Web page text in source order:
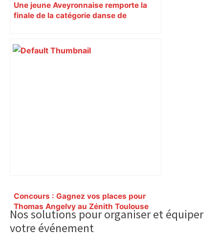
Une jeune Aveyronnaise remporte la
finale de la catégorie danse de
Concours : Gagnez vos places pour
Thomas Angelvy au Zénith Toulouse
Métropole le vendredi 9 janvier 2026 à
20h30 – Toulouseblog.fr
Primary
Sidebar
Nos solutions pour organiser et équiper
votre événement